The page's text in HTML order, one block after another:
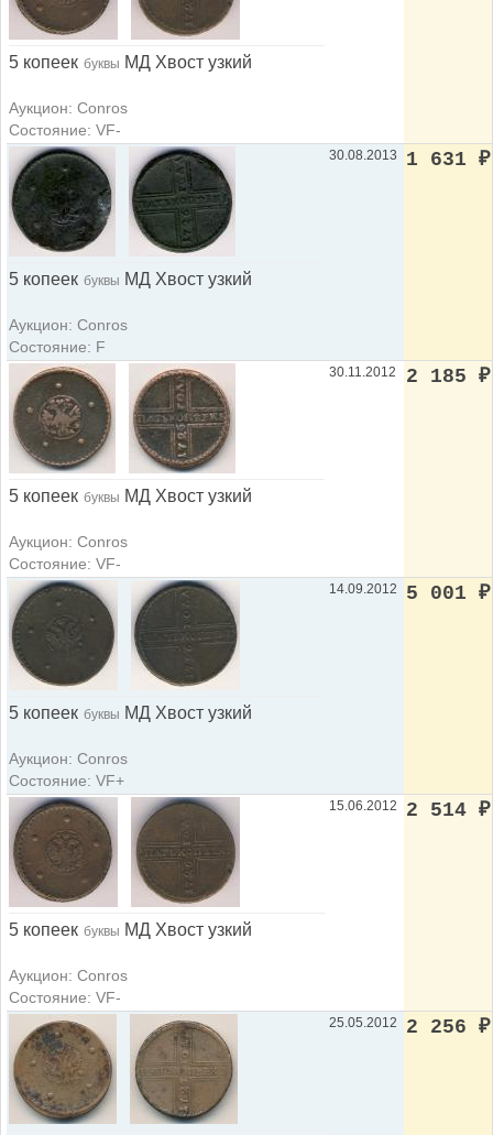
5 копеек буквы МД Хвост узкий
Аукцион: Conros
Состояние: VF-
5 копеек буквы МД Хвост узкий
Аукцион: Conros
Состояние: F
30.08.2013 1 631 ₽
5 копеек буквы МД Хвост узкий
Аукцион: Conros
Состояние: VF-
30.11.2012 2 185 ₽
5 копеек буквы МД Хвост узкий
Аукцион: Conros
Состояние: VF+
14.09.2012 5 001 ₽
5 копеек буквы МД Хвост узкий
Аукцион: Conros
Состояние: VF-
15.06.2012 2 514 ₽
25.05.2012 2 256 ₽